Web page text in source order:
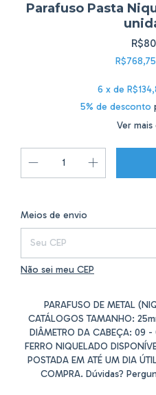
Parafuso Pasta
R$768,75
6 x de
5% de desconto
Ver
Entregas para o CEP:
Meios de envio
Não sei meu CEP
PARAFUSO DE METAL
CATÁLOGOS TAMANHO:
DIÂMETRO DA CABEÇA: 09 -
FERRO NIQUELADO
POSTADA EM ATÉ UM DIA
COMPRA. Dúvidas?